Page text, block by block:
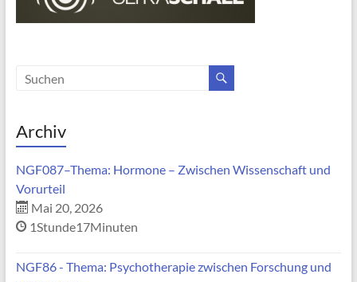
Archiv
NGF087–Thema: Hormone – Zwischen Wissenschaft und
Vorurteil
Mai 20, 2026
1Stunde17Minuten
NGF86 - Thema: Psychotherapie zwischen Forschung und